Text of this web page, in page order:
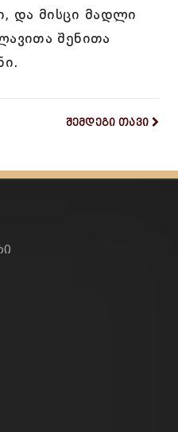
და მისცი მადლი
შენითა
შემდეგი თავი